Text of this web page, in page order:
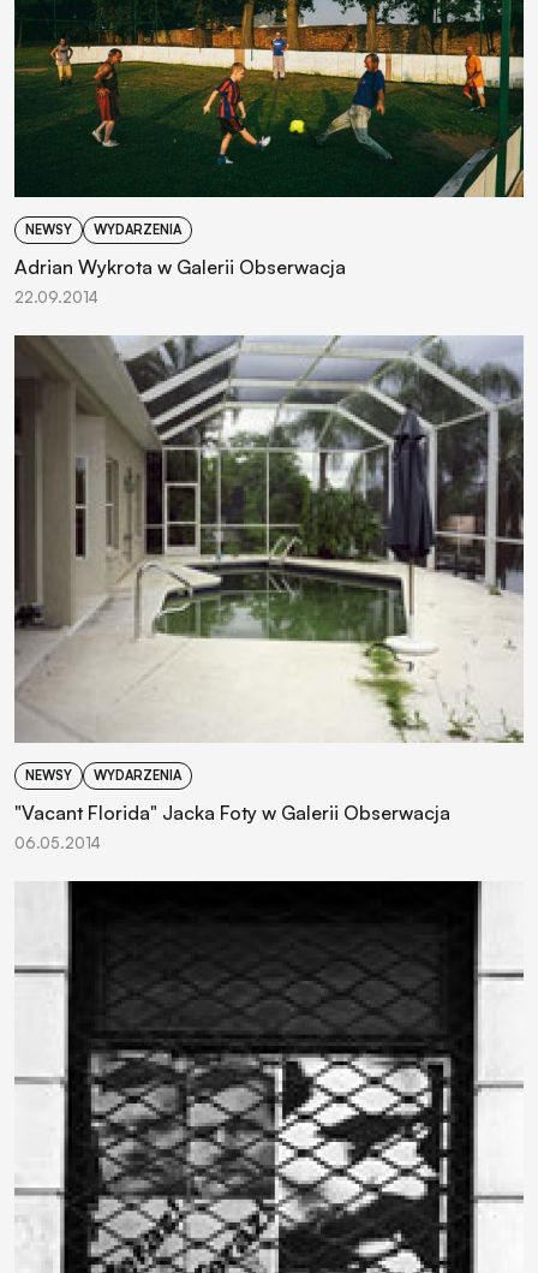
NEWSY WYDARZENIA
Adrian Wykrota w Galerii Obserwacja
22.09.2014
NEWSY WYDARZENIA
"Vacant Florida" Jacka Foty w Galerii Obserwacja
06.05.2014